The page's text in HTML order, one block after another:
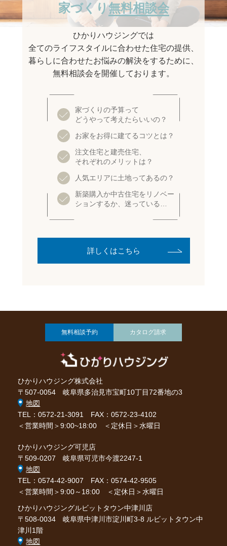
家づくり無料相談会
ひかりハウジングでは
全てのライフスタイルに合わせた住宅の提供、
暮らしに合わせたお悩みの解決をするために、
無料相談会を開催しております。
家づくりの予算って
どうやって考えたらいいの？
お家をお得に建てるコツとは？
注文住宅と建売住宅、
それぞれのメリットは？
人気エリアに土地ってあるの？
新築購入か中古住宅をリノベー
ションするか、迷っている…
詳しくはこちら
ひかりハウジング株式会社
〒507-0054 岐阜県多治見市宝町10丁目72番地の3
地図
TEL：0572-21-3091
FAX：0572-23-4102
＜営業時間＞9:00~18:00 ＜定休日＞水曜日
ひかりハウジング可児店
〒509-0207 岐阜県可児市今渡2247-1
地図
TEL：0574-42-9007 FAX：0574-42-9505
＜営業時間＞9:00～18:00 ＜定休日＞水曜日
ひかりハウジングルビットタウン中津川店
〒508-0034 岐阜県中津川市淀川町3-8 ルビットタウン中
津川1階
地図
無料相談予約 カタログ請求